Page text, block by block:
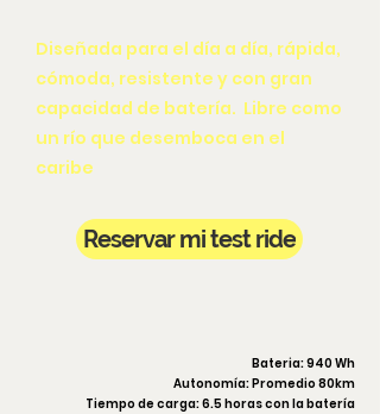
Diseñada para el día a día, rápida,
cómoda, resistente y con gran
capacidad de batería. Libre como
un río que desemboca en el
caribe
Reservar mi test ride
Bateria: 940 Wh
Autonomía: Promedio 80km
Tiempo de carga: 6.5 horas con la batería